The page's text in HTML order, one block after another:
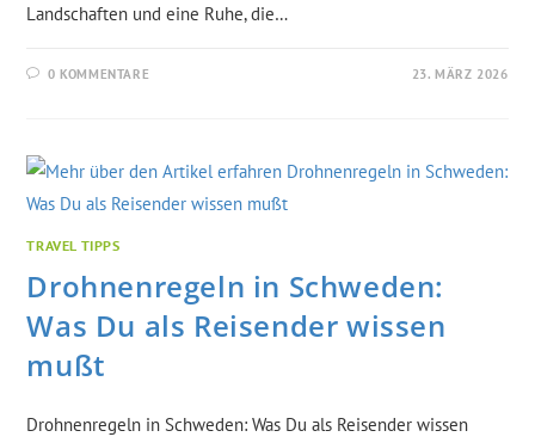
Landschaften und eine Ruhe, die…
0 KOMMENTARE 23. MÄRZ 2026
TRAVEL TIPPS
Drohnenregeln in Schweden:
Was Du als Reisender wissen
mußt
Drohnenregeln in Schweden: Was Du als Reisender wissen